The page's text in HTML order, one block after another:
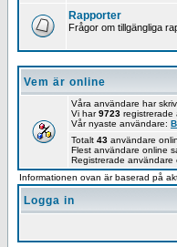
Rapporter
Frågor om tillgängliga
Vem är online
Våra användare har
Vi har9723 registrerade
Vår nyaste användare:
Totalt 43 användare
Flest användare online
Registrerade användare
Informationen ovan är baserad på
Logga in